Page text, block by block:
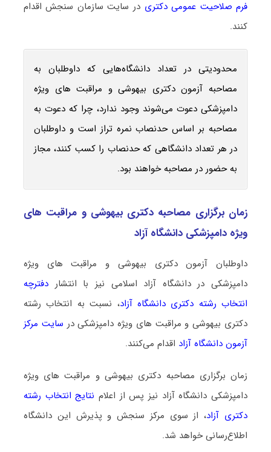
فرم صلاحیت عمومی دکتری در سایت سازمان سنجش اقدام
کنند.
محدودیتی در تعداد دانشگاه‌هایی که داوطلبان به
مصاحبه آزمون دکتری بیهوشی و مراقبت ‌های ویژه
دامپزشکی دعوت می‌شوند وجود ندارد، چرا که دعوت به
مصاحبه بر اساس حدنصاب نمره تراز است و داوطلبان
در هر تعداد دانشگاهی که حدنصاب را کسب کنند، مجاز
به حضور در مصاحبه خواهند بود.
زمان برگزاری مصاحبه دکتری بیهوشی و مراقبت ‌های
ویژه دامپزشکی دانشگاه آزاد
داوطلبان آزمون دکتری بیهوشی و مراقبت ‌های ویژه
دامپزشکی در دانشگاه آزاد اسلامی نیز با انتشاردفترچه
انتخاب رشته دکتری دانشگاه آزاد، نسبت به انتخاب رشته
دکتری بیهوشی و مراقبت ‌های ویژه دامپزشکی در سایت مرکز
آزمون دانشگاه آزاد اقدام می‌کنند.
زمان برگزاری مصاحبه دکتری بیهوشی و مراقبت ‌های ویژه
دامپزشکی دانشگاه آزاد نیز پس از اعلام نتایج انتخاب رشته
دکتری آزاد، از سوی مرکز سنجش و پذیرش این دانشگاه
اطلاع‌رسانی خواهد شد.